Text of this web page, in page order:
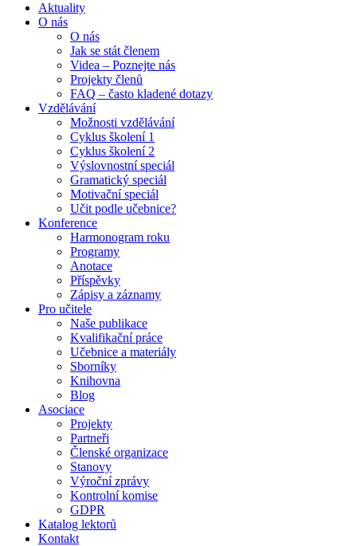
Aktuality
O nás
O nás
Jak se stát členem
Videa – Poznejte nás
Projekty členů
FAQ – často kladené dotazy
Vzdělávání
Možnosti vzdělávání
Cyklus školení 1
Cyklus školení 2
Výslovnostní speciál
Gramatický speciál
Motivační speciál
Učit podle učebnice?
Konference
Harmonogram roku
Programy
Anotace
Příspěvky
Zápisy a záznamy
Pro učitele
Naše publikace
Kvalifikační práce
Učebnice a materiály
Sborníky
Knihovna
Blog
Asociace
Projekty
Partneři
Členské organizace
Stanovy
Výroční zprávy
Kontrolní komise
GDPR
Katalog lektorů
Kontakt